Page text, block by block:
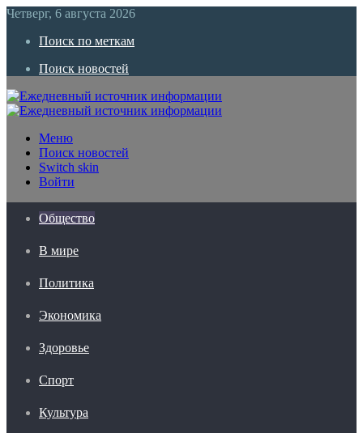
Четверг, 6 августа 2026
Поиск по меткам
Поиск новостей
Меню
Поиск новостей
Switch skin
Войти
Общество
В мире
Политика
Экономика
Здоровье
Спорт
Культура